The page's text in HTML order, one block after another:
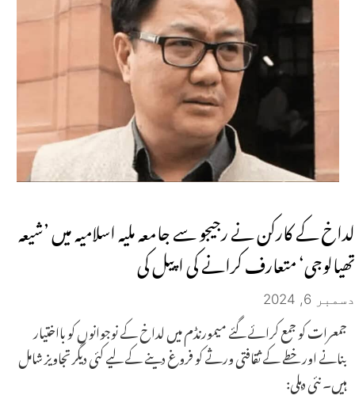
لداخ کے کارکن نے رجیجو سے جامعہ ملیہ اسلامیہ میں ’شیعہ
تھیالوجی‘ متعارف کرانے کی اپیل کی
دسمبر 6, 2024
جمعرات کو جمع کرائے گئے میمورنڈم میں لداخ کے نوجوانوں کو بااختیار
بنانے اور خطے کے ثقافتی ورثے کو فروغ دینے کے لیے کئی دیگر تجاویز شامل
ہیں۔ نئی دہلی: